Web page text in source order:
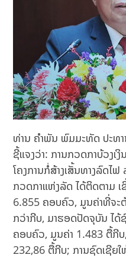
ທ່ານ ຄຳພັນ ພົມມະທັດ ປະທ
ຊີ້ແຈງວ່າ: ການກວດກາບ້ວງເ
ໂຄງການກໍ່ສ້າງເສັ້ນທາງລົດໄ
ກວດກາແຫ່ງລັດ ໄດ້ຕິດຕາມ
6.855 ຄອບຄົວ, ມູນຄ່າທີ່ຈ
ກວ່າກີບ, ມາຮອດປັດຈຸບັນ ໄດ້
ຄອບຄົວ, ມູນຄ່າ 1.483 ຕື້ກີ
232,86 ຕື້ກີບ; ການຊົດເຊີ